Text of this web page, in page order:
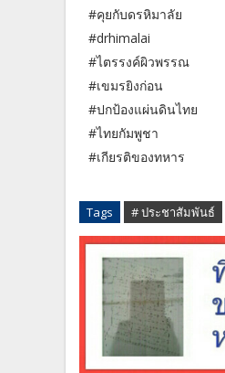
#คุยกับดรหิมาลัย
#drhimalai
#ไตรรงค์ผิวพรรณ
#เขมรยิงก่อน
#ปกป้องแผ่นดินไทย
#ไทยกัมพูชา
#เกียรติของทหาร
Tags # ประชาสัมพันธ์